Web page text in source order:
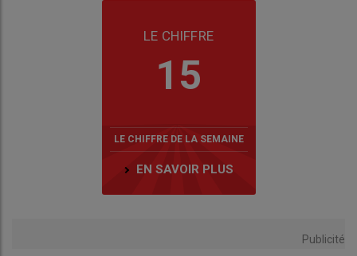
LE CHIFFRE
15
LE CHIFFRE DE LA SEMAINE
EN SAVOIR PLUS
Publicité